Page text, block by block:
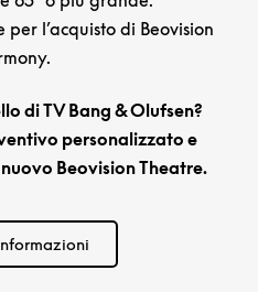
l’acquisto di Beovision
di TV Bang & Olufsen?
personalizzato e
Beovision Theatre.